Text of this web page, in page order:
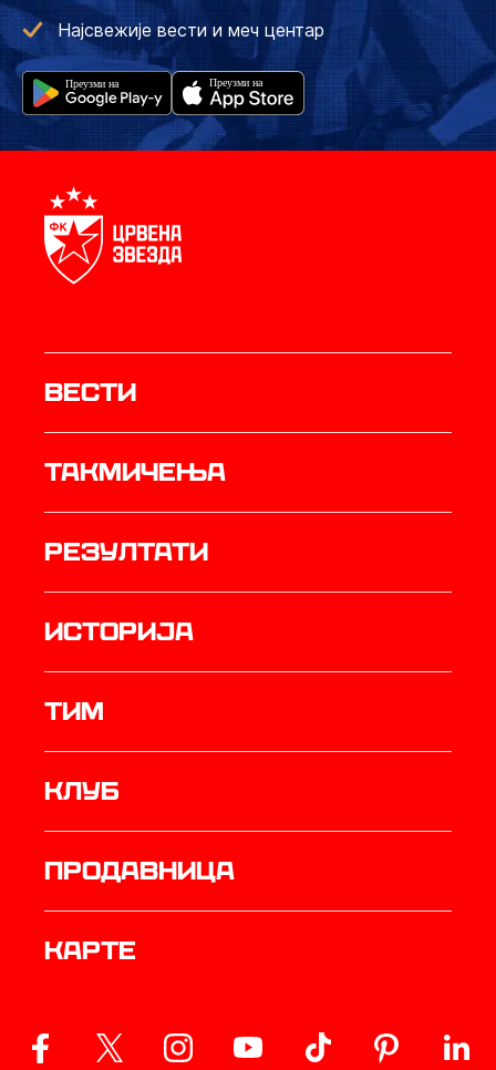
Најсвежије вести и меч центар
Вести
Такмичења
резултати
историја
ТИМ
Клуб
продавница
Карте